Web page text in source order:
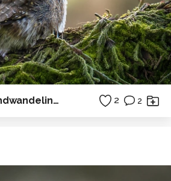
Een heerlijke strandwandeling naar het drenkelingenhuisje op Terschelling . . . 2 2